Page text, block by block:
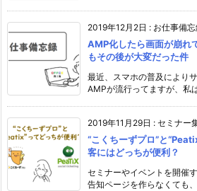
2019年12月2日 : お仕事備
AMP化したら画面が崩れ
もその後が大変だった件
最近、スマホの普及により
AMPが流行ってますが、私
2019年11月29日 : セミナー
“こくちーずプロ”と
客にはどっちが便利？
セミナーやイベントを開催
告知ページを作らなくても